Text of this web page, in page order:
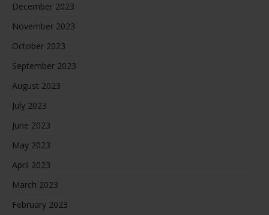
December 2023
November 2023
October 2023
September 2023
August 2023
July 2023
June 2023
May 2023
April 2023
March 2023
February 2023